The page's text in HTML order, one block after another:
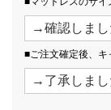
・
※
発
場
■ご注文確定後、キ